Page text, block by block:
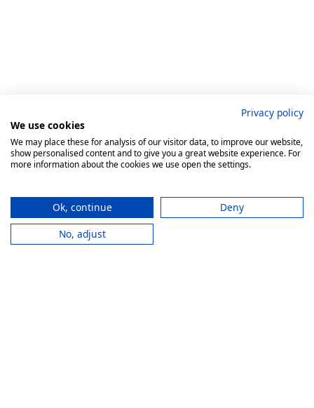
Rellinghauser Str. 334D
45136 Essen
+49 201 522 92-0
Privacy policy
We use cookies
We may place these for analysis of our visitor data, to improve our website,
show personalised content and to give you a great website experience. For
more information about the cookies we use open the settings.
Ok, continue
Deny
No, adjust